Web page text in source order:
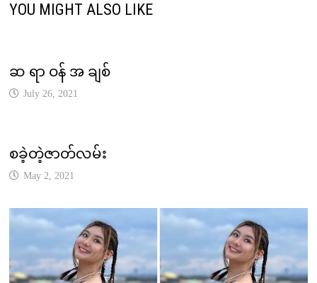
YOU MIGHT ALSO LIKE
ဆ ရာ ဝန် အ ချစ်
July 26, 2021
စခဲ့တဲ့ဇာတ်လမ်း
May 2, 2021